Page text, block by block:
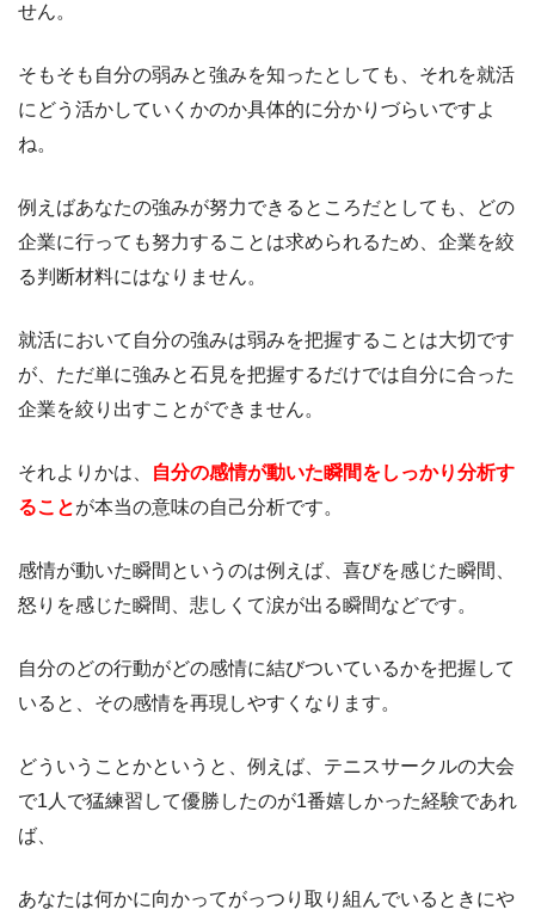
せん。
そもそも自分の弱みと強みを知ったとしても、それを就活
にどう活かしていくかのか具体的に分かりづらいですよ
ね。
例えばあなたの強みが努力できるところだとしても、どの
企業に行っても努力することは求められるため、企業を絞
る判断材料にはなりません。
就活において自分の強みは弱みを把握することは大切です
が、ただ単に強みと石見を把握するだけでは自分に合った
企業を絞り出すことができません。
それよりかは、
自分の感情が動いた瞬間をしっかり分析す
ることが本当の意味の自己分析です。
感情が動いた瞬間というのは例えば、喜びを感じた瞬間、
怒りを感じた瞬間、悲しくて涙が出る瞬間などです。
自分のどの行動がどの感情に結びついているかを把握して
いると、その感情を再現しやすくなります。
どういうことかというと、例えば、テニスサークルの大会
で1人で猛練習して優勝したのが1番嬉しかった経験であれ
ば、
あなたは何かに向かってがっつり取り組んでいるときにや